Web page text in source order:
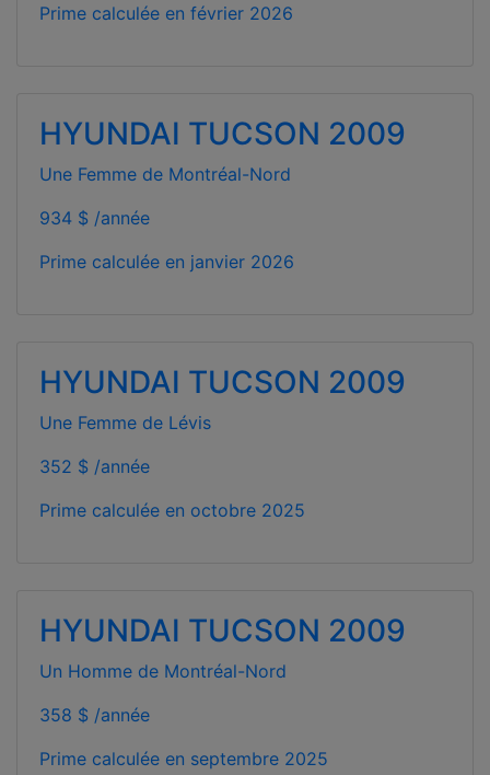
Prime calculée en février 2026
HYUNDAI TUCSON 2009
Une Femme de Montréal-Nord
934 $ /année
Prime calculée en janvier 2026
HYUNDAI TUCSON 2009
Une Femme de Lévis
352 $ /année
Prime calculée en octobre 2025
HYUNDAI TUCSON 2009
Un Homme de Montréal-Nord
358 $ /année
Prime calculée en septembre 2025